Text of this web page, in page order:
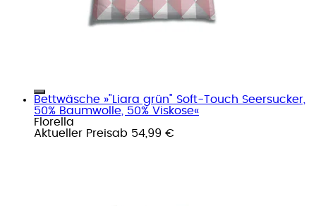
Bettwäsche »"Liara grün" Soft-Touch Seersucker,
50% Baumwolle, 50% Viskose«
Florella
Aktueller Preisab 54,99 €